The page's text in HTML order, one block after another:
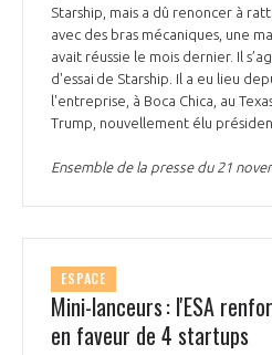
PRENDRE CONTACT AVEC LE
COMPÉTITIVITÉ
EMPLOI & FORMATION
ENVIRONNEMENT
INTERNATIONALISATION
LES PUBLICATIONS
DOCUMENTS & BROCHURES
RAPPORTS D'ACTIVITÉS
Starship, mais a dû renoncer à
avec des bras mécaniques, une
avait réussie le mois dernier. Il
d'essai de Starship. Il a eu lieu
l'entreprise, à Boca Chica, au
Trump, nouvellement élu
Ensemble de la presse du 21
ESPACE
Mini-lanceurs : l'ESA
en faveur de 4 startups